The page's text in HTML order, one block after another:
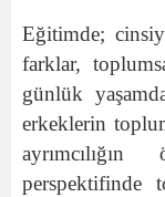
Eğitimde;
farklar,
günlük
erkeklerin
perspektifinde